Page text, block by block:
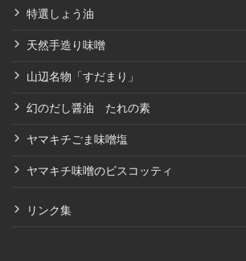
特選しょう油
天然手造り味噌
山辺名物「すだまり」
幻のだし醤油 たれの素
ヤマキチごま味噌塩
ヤマキチ味噌のビスコッティ
リンク集